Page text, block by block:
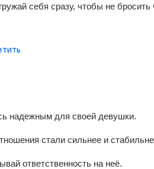
себя сразу, чтобы не
надежным для своей девушки.
стали сильнее и
ответственность на неё.